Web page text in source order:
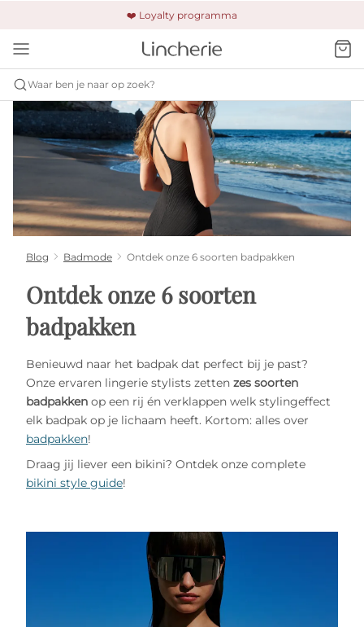
❤️ Loyalty programma
🚚 Gratis verzending & retour
🔒 Altijd veilig betalen
Waar ben je naar op zoek?
Blog Badmode Ontdek onze 6 soorten badpakken
Ontdek onze 6 soorten
badpakken
Benieuwd naar het badpak dat perfect bij je past?
Onze ervaren lingerie stylists zetten zes soorten
badpakken op een rij én verklappen welk stylingeffect
elk badpak op je lichaam heeft. Kortom: alles over
badpakken!
Draag jij liever een bikini? Ontdek onze complete
bikini style guide!